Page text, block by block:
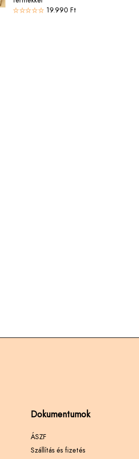
19.990 Ft
Dokumentumok
ÁSZF
Szállítás és fizetés